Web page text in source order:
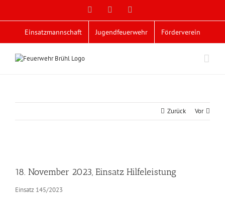
Facebook
Einsatzmannschaft Jugendfeuerwehr Förderverein
Zurück Vor
Bild
18. November 2023, Einsatz Hilfeleistung
Einsatz 145/2023